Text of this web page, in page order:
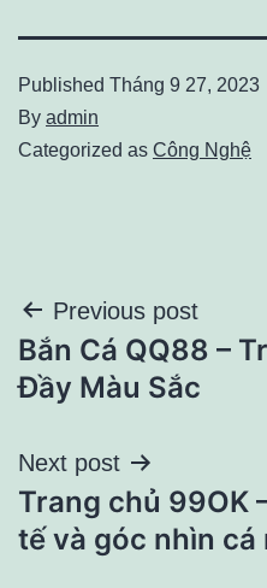
Published Tháng 9 27, 2023
By admin
Categorized as Công Nghệ
Điều
hướng
viết
Previous post
Bắn Cá QQ88 –
Đầy Màu Sắc
Next post
Trang chủ 99OK
tế và góc nhìn cá